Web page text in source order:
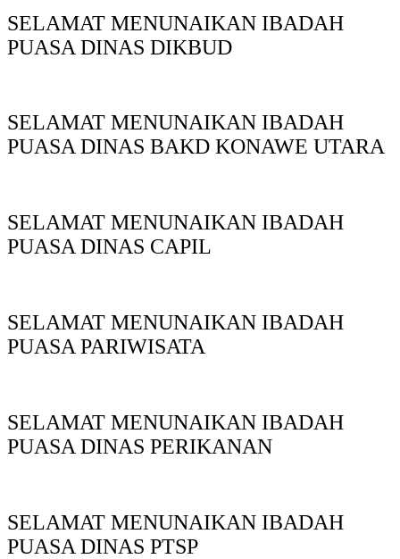
SELAMAT MENUNAIKAN IBADAH
PUASA DINAS DIKBUD
SELAMAT MENUNAIKAN IBADAH
PUASA DINAS BAKD KONAWE UTARA
SELAMAT MENUNAIKAN IBADAH
PUASA DINAS CAPIL
SELAMAT MENUNAIKAN IBADAH
PUASA PARIWISATA
SELAMAT MENUNAIKAN IBADAH
PUASA DINAS PERIKANAN
SELAMAT MENUNAIKAN IBADAH
PUASA DINAS PTSP